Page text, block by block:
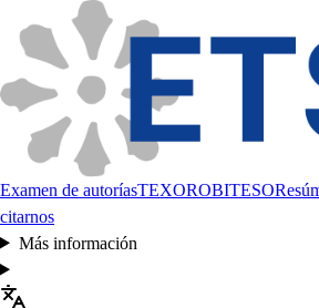
Examen de autoríasTEXOROBITESO
citarnos
Más información